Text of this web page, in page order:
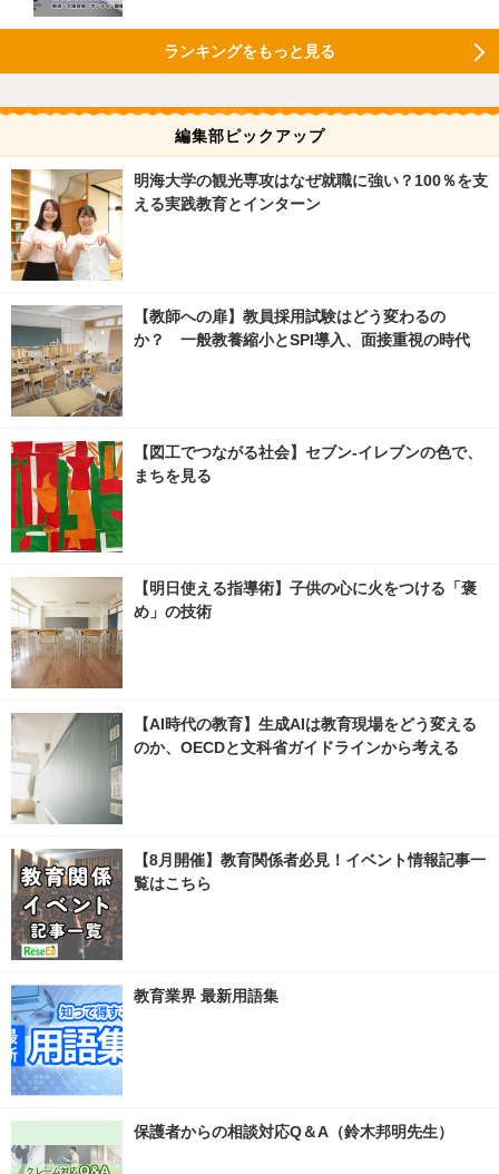
ランキングをもっと見る
編集部ピックアップ
明海大学の観光専攻はなぜ就職に強い？100％を支
える実践教育とインターン
【教師への扉】教員採用試験はどう変わるの
か？ 一般教養縮小とSPI導入、面接重視の時代
【図工でつながる社会】セブン‐イレブンの色で、
まちを見る
【明日使える指導術】子供の心に火をつける「褒
め」の技術
【AI時代の教育】生成AIは教育現場をどう変える
のか、OECDと文科省ガイドラインから考える
【8月開催】教育関係者必見！イベント情報記事一
覧はこちら
教育業界 最新用語集
保護者からの相談対応Q＆A（鈴木邦明先生）